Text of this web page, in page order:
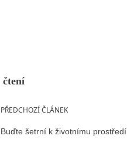
čtení
PŘEDCHOZÍ ČLÁNEK
Buďte šetrní k životnímu prostředí